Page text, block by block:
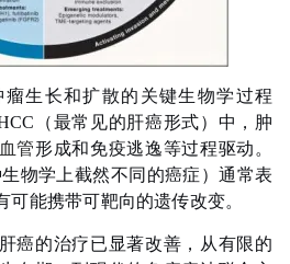
生长和扩散的关键生物学过程
（最常见的肝癌形式）中，肿
血管形成和免疫逃逸等过程驱动。
物学上截然不同的癌症）通常表
能携带可靶向的遗传改变。
癌的治疗已显著改善，从有限的